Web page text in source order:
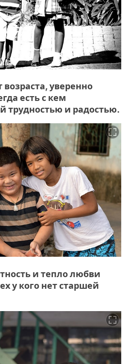
уверенно
есть с кем
трудностью и радостью.
и тепло любви
у кого нет старшей